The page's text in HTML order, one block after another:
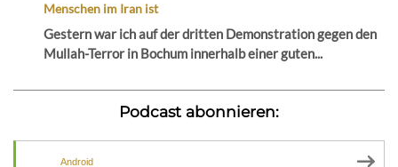
Menschen im Iran ist
Gestern war ich auf der dritten Demonstration gegen den
Mullah-Terror in Bochum innerhalb einer guten...
Podcast abonnieren:
Android